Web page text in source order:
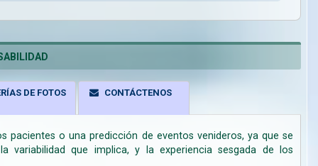
DE FOTOS CONTÁCTENOS
o una predicción de eventos venideros, ya que se
variabilidad que implica, y la experiencia sesgada de los